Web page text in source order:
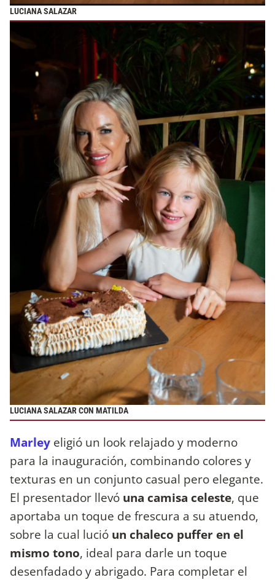
LUCIANA SALAZAR
LUCIANA SALAZAR CON MATILDA
Marley eligió un look relajado y moderno
para la inauguración, combinando colores y
texturas en un conjunto casual pero elegante.
El presentador llevó una camisa celeste, que
aportaba un toque de frescura a su atuendo,
sobre la cual lució un chaleco puffer en el
mismo tono, ideal para darle un toque
desenfadado y abrigado. Para completar el